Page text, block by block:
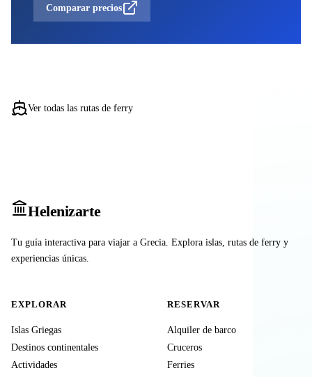
Comparar precios
Ver todas las rutas de ferry
Helenizarte
Tu guía interactiva para viajar a Grecia. Explora islas, rutas de ferry y
experiencias únicas.
EXPLORAR
Islas Griegas
Destinos continentales
Actividades
RESERVAR
Alquiler de barco
Cruceros
Ferries